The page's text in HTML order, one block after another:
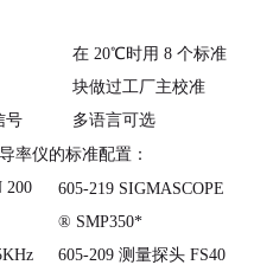
在 20℃时用 8 个标准
块做过工厂主校准
号
多语言可选
率仪的标准配置：
200
605-219 SIGMASCOPE
® SMP350*
605-209 测量探头 FS40